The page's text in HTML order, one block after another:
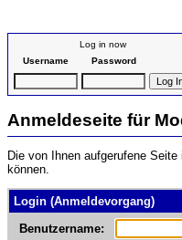
Log in now
Username
Password
Anmeldeseite für
Die von Ihnen aufgerufene
können.
Login (Anmeldevorgang)
Benutzername: